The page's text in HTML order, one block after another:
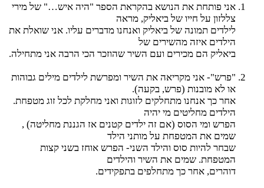
אני פותחת את הנושא בהקראת הספר "היה איש…" של מירי
צללזון על חייו של ביאליק, מראה
לילדים תמונה של ביאליק ואנחנו מדברים עליו. אני שואלת את
הילדים איזה מהשירים של
ביאליק הם מכירים ועם השיר שהוזכר הכי הרבה אני מתחילה.
"פרש"- אני מקריאה את השיר ומפרשת לילדים מילים גבוהות
או לא מובנות (פרש, בקעה).
אחר כך אנחנו מתחלקים לזוגות ואני מחלקת לכל זוג מטפחת.
הילדים מחליטים מי יהיה
הפרש ומי הסוס (אם זה ילדים קטנים אז הגננת מחליטה) ,
שמים את המטפחת על מותני הילד
שבחר להיות סוס והילד השני- הפרש אוחז בשני קצות
המטפחת. שמים את השיר והילדים
דוהרים, אחר כך מתחלפים בתפקידים.